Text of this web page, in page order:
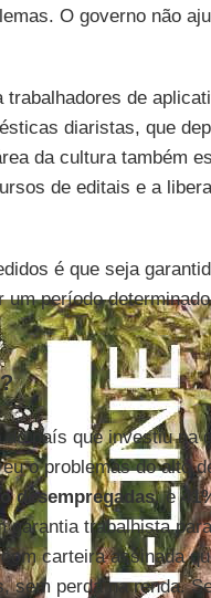
O governo não
trabalhadores de
diaristas, que
da cultura também
de editais e a
é que seja
período
país que investiu na
o problemas do alto
desempregadas, e
garantia trabalhista
carteira assinada
sem perda na renda.